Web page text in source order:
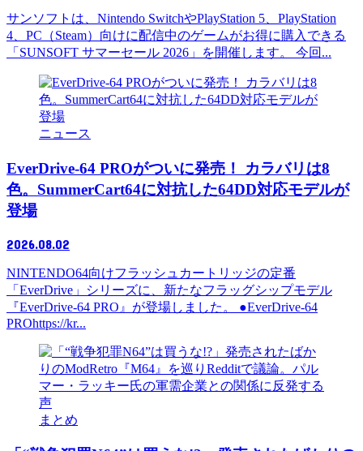
サンソフトは、Nintendo SwitchやPlayStation 5、PlayStation
4、PC（Steam）向けに配信中のゲームがお得に購入できる
「SUNSOFT サマーセール 2026」を開催します。 今回...
ニュース
EverDrive-64 PROがついに発売！ カラバリは8
色。SummerCart64に対抗した64DD対応モデルが
登場
2026.08.02
NINTENDO64向けフラッシュカートリッジの定番
「EverDrive」シリーズに、新たなフラッグシップモデル
『EverDrive-64 PRO』が登場しました。 ●EverDrive-64
PROhttps://kr...
まとめ